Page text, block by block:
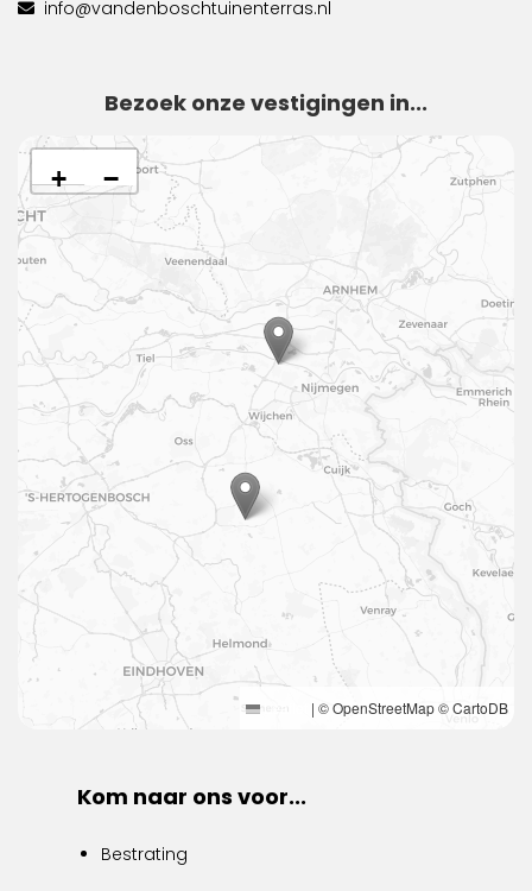
info@vandenboschtuinenterras.nl
Bezoek onze vestigingen in...
+ −
| © OpenStreetMap © CartoDB
Kom naar ons voor...
Bestrating